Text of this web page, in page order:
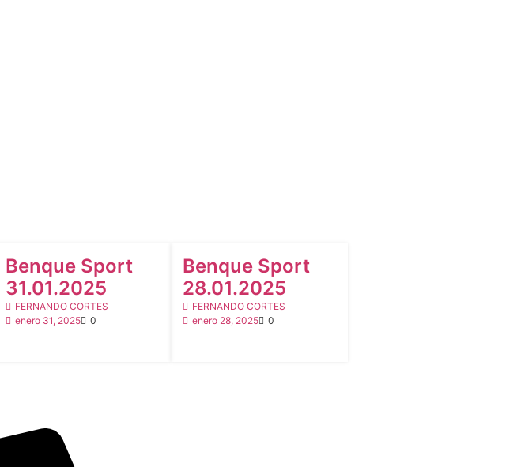
Benque Sport
31.01.2025
FERNANDO CORTES
enero 31, 2025
0
Benque Sport
28.01.2025
FERNANDO CORTES
enero 28, 2025
0